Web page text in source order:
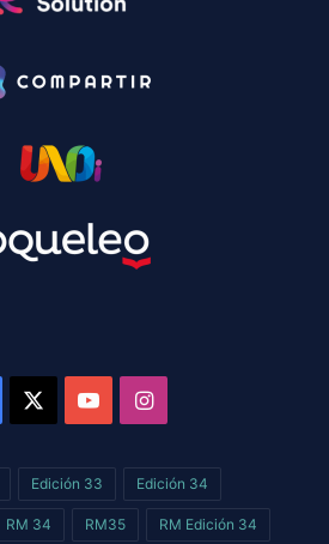
Facebook YouTubeInstagram
Edición 33 Edición 34
RM 34 RM35 RM Edición 34